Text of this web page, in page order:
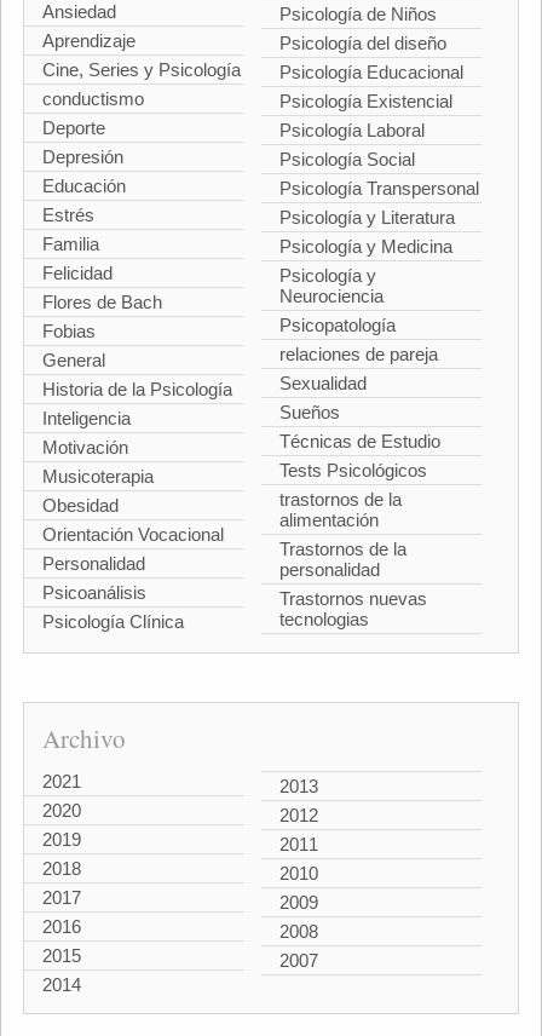
Ansiedad
Aprendizaje
Cine, Series y Psicología
conductismo
Deporte
Depresión
Educación
Estrés
Familia
Felicidad
Flores de Bach
Fobias
General
Historia de la Psicología
Inteligencia
Motivación
Musicoterapia
Obesidad
Orientación Vocacional
Personalidad
Psicoanálisis
Psicología Clínica
Psicología de Niños
Psicología del diseño
Psicología Educacional
Psicología Existencial
Psicología Laboral
Psicología Social
Psicología Transpersonal
Psicología y Literatura
Psicología y Medicina
Psicología y
Neurociencia
Psicopatología
relaciones de pareja
Sexualidad
Sueños
Técnicas de Estudio
Tests Psicológicos
trastornos de la
alimentación
Trastornos de la
personalidad
Trastornos nuevas
tecnologias
Archivo
2021
2020
2019
2018
2017
2016
2015
2014
2013
2012
2011
2010
2009
2008
2007